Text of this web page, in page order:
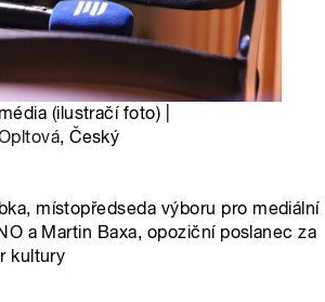
(ilustračí foto) |
, Český
místopředseda výboru pro mediální
a Martin Baxa, opoziční poslanec za
kultury